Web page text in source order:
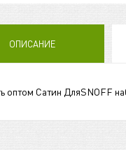
ОПИСАНИЕ
оптом Сатин ДляSNOFF